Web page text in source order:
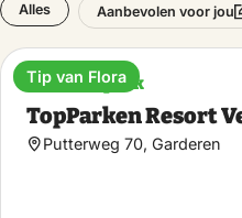
Alles Aanbevolen voor jou
Vakantiepark
TopParken Resort
Putterweg 70, Garderen
Tip van Flora